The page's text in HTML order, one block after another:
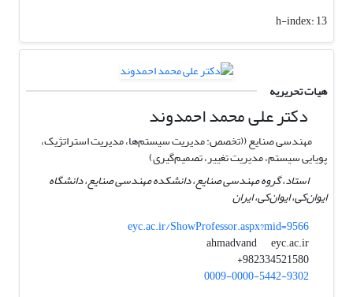
h-index:13
هیات تحریریه
دکتر علی محمد احمدوند
مهندسی صنایع ((تخصص: مدیریت سیستم‌ها، مدیریت استراتژیک،
پویایی سیستم، مدیریت تغییر، تصمیم‌گیری)
استاد، گروه مهندسی صنایع، دانشکده مهندسی صنایع، دانشگاه
ایوان‌کی، ایوان‌کی، ایران
eyc.ac.ir/ShowProfessor.aspx?mid=9566
ahmadvand
eyc.ac.ir
982334521580+
0009-0000-5442-9302